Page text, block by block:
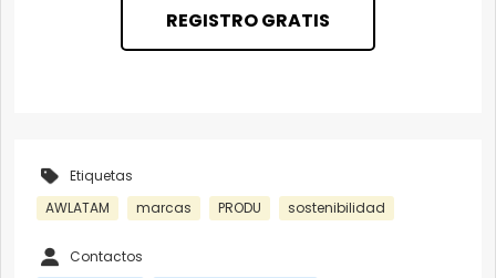
REGISTRO GRATIS
Etiquetas
AWLATAM
marcas PRODU sostenibilidad
Contactos